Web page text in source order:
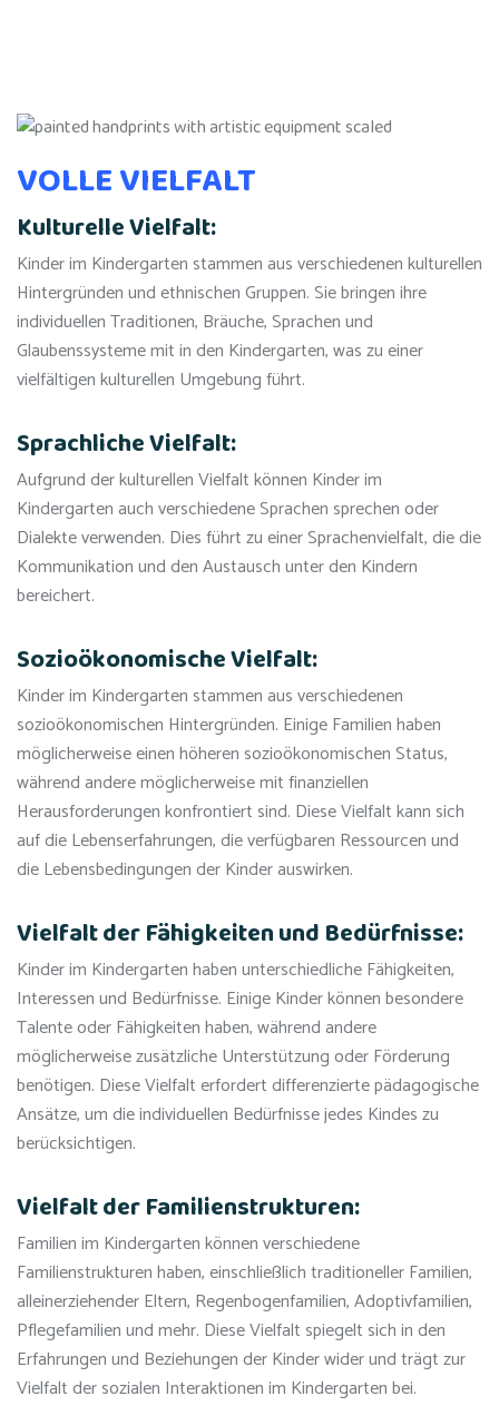
VOLLE VIELFALT
Kulturelle Vielfalt:
Kinder im Kindergarten stammen aus verschiedenen kulturellen
Hintergründen und ethnischen Gruppen. Sie bringen ihre
individuellen Traditionen, Bräuche, Sprachen und
Glaubenssysteme mit in den Kindergarten, was zu einer
vielfältigen kulturellen Umgebung führt.
Sprachliche Vielfalt:
Aufgrund der kulturellen Vielfalt können Kinder im
Kindergarten auch verschiedene Sprachen sprechen oder
Dialekte verwenden. Dies führt zu einer Sprachenvielfalt, die die
Kommunikation und den Austausch unter den Kindern
bereichert.
Sozioökonomische Vielfalt:
Kinder im Kindergarten stammen aus verschiedenen
sozioökonomischen Hintergründen. Einige Familien haben
möglicherweise einen höheren sozioökonomischen Status,
während andere möglicherweise mit finanziellen
Herausforderungen konfrontiert sind. Diese Vielfalt kann sich
auf die Lebenserfahrungen, die verfügbaren Ressourcen und
die Lebensbedingungen der Kinder auswirken.
Vielfalt der Fähigkeiten und Bedürfnisse:
Kinder im Kindergarten haben unterschiedliche Fähigkeiten,
Interessen und Bedürfnisse. Einige Kinder können besondere
Talente oder Fähigkeiten haben, während andere
möglicherweise zusätzliche Unterstützung oder Förderung
benötigen. Diese Vielfalt erfordert differenzierte pädagogische
Ansätze, um die individuellen Bedürfnisse jedes Kindes zu
berücksichtigen.
Vielfalt der Familienstrukturen:
Familien im Kindergarten können verschiedene
Familienstrukturen haben, einschließlich traditioneller Familien,
alleinerziehender Eltern, Regenbogenfamilien, Adoptivfamilien,
Pflegefamilien und mehr. Diese Vielfalt spiegelt sich in den
Erfahrungen und Beziehungen der Kinder wider und trägt zur
Vielfalt der sozialen Interaktionen im Kindergarten bei.